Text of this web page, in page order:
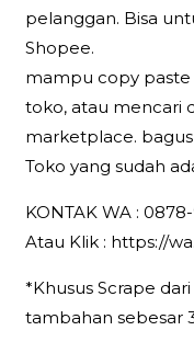
pelanggan. Bisa
Shopee.
mampu copy paste
toko, atau mencari
marketplace.
Toko yang sudah
KONTAK WA :
Atau Klik : https://
*Khusus Scrape
tambahan sebesar